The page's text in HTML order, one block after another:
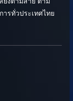
รทั่วประเทศไทย